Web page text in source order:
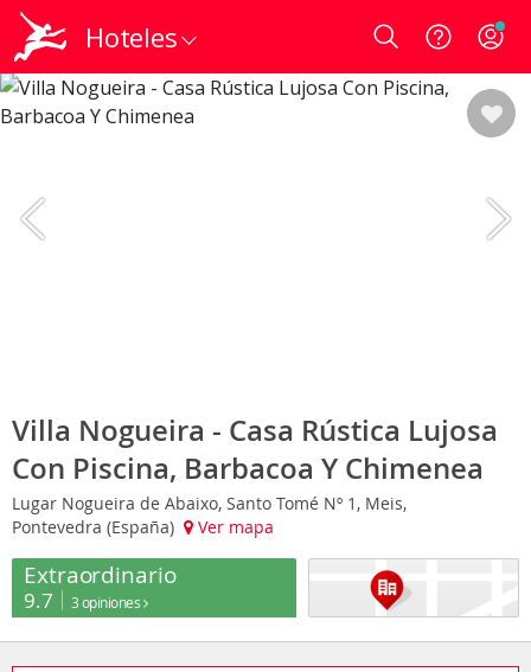
Hoteles Login
Villa Nogueira - Casa Rústica Lujosa
Con Piscina, Barbacoa Y Chimenea
Lugar Nogueira de Abaixo, Santo Tomé Nº 1, Meis,
Pontevedra (España)
Ver mapa
Extraordinario
9.7 3 opiniones